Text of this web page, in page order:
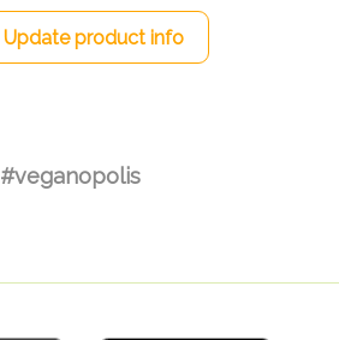
Update product info
#veganopolis